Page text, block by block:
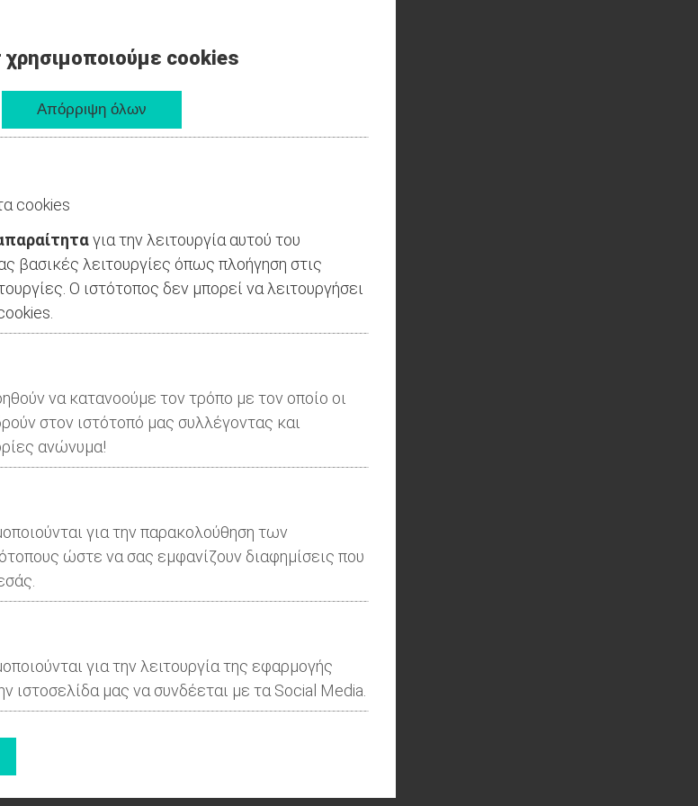
cookies
cookies
για την λειτουργία αυτού του
βασικές λειτουργίες όπως πλοήγηση στις
Ο ιστότοπος δεν μπορεί να λειτουργήσει
να κατανοούμε τον τρόπο με τον οποίο οι
στον ιστότοπό μας συλλέγοντας και
ανώνυμα!
για την παρακολούθηση των
ώστε να σας εμφανίζουν διαφημίσεις που
για την λειτουργία της εφαρμογής
ιστοσελίδα μας να συνδέεται με τα Social Media.